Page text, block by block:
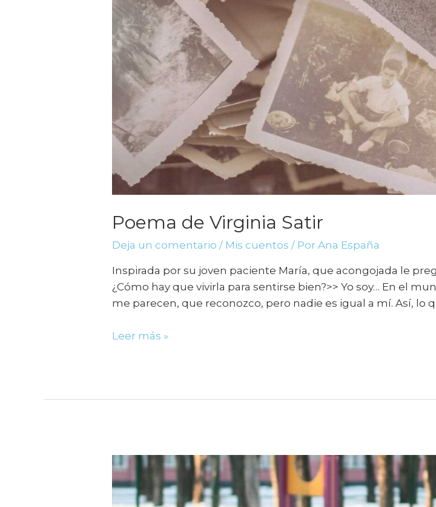
Poema de Virginia Satir
Deja un comentario / Mis cuentos / PorAna España
Inspirada por su joven paciente María, que acongojada le
¿Cómo hay que vivirla para sentirse bien?>> Yo soy… En el
me parecen, que reconozco, pero nadie es igual a mí. Así, lo
Leer más »
Dos
lobos